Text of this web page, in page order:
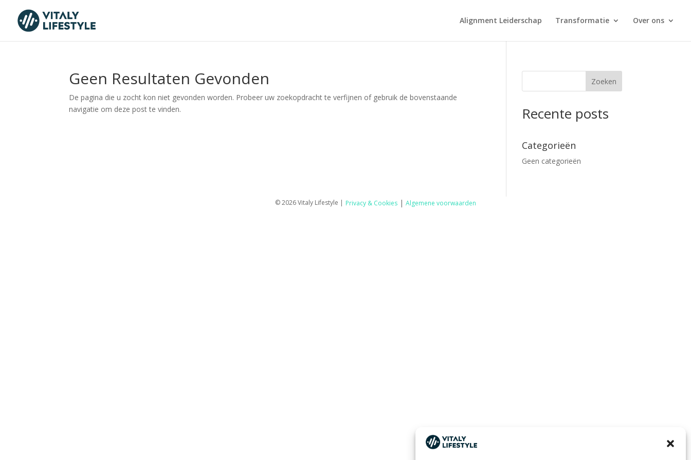
Alignment Leiderschap Transformatie Over ons
Geen Resultaten Gevonden
De pagina die u zocht kon niet gevonden worden. Probeer uw zoekopdracht te verfijnen of gebruik de bovenstaande
navigatie om deze post te vinden.
Zoeken
Recente posts
Categorieën
Geen categorieën
© 2026 Vitaly Lifestyle | Privacy & Cookies | Algemene voorwaarden